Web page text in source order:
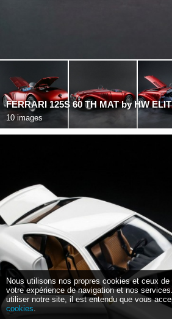
FERRARI 125S 60 TH MAT by HW
10 images
Nous utilisons nos propres cookies et ceux
votre expérience de navigation et nos
utiliser notre site, il est entendu que vous
cookies.